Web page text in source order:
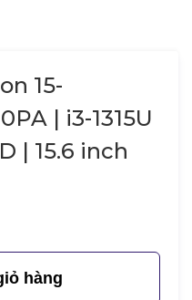
15-
| i3-1315U
| 15.6 inch
hàng